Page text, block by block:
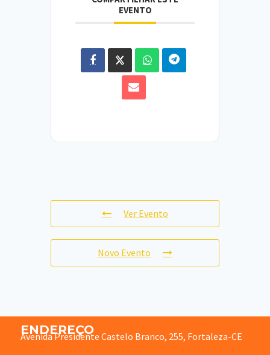
EVENTO
Ver Evento
Novo Evento
ENDEREÇO
Avenida Presidente Castelo Branco, 255, Fortaleza-CE